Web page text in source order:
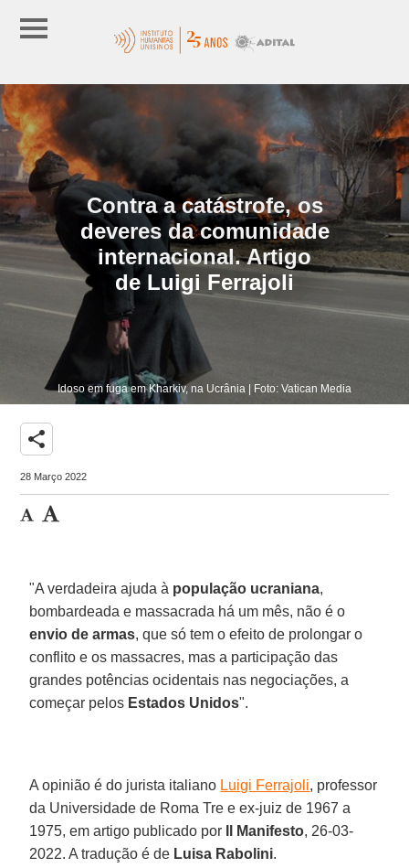
Contra a catástrofe, os
deveres da comunidade
internacional. Artigo
de Luigi Ferrajoli
Idoso em fuga em Kharkiv, na Ucrânia | Foto: Vatican Media
share
28 Março 2022
"A verdadeira ajuda à população ucraniana,
bombardeada e massacrada há um mês, não é o
envio de armas, que só tem o efeito de prolongar o
conflito e os massacres, mas a participação das
grandes potências ocidentais nas negociações, a
começar pelos Estados Unidos".
A opinião é do jurista italiano Luigi Ferrajoli, professor
da Universidade de Roma Tre e ex-juiz de 1967 a
1975, em artigo publicado por Il Manifesto, 26-03-
2022. A tradução é de Luisa Rabolini.